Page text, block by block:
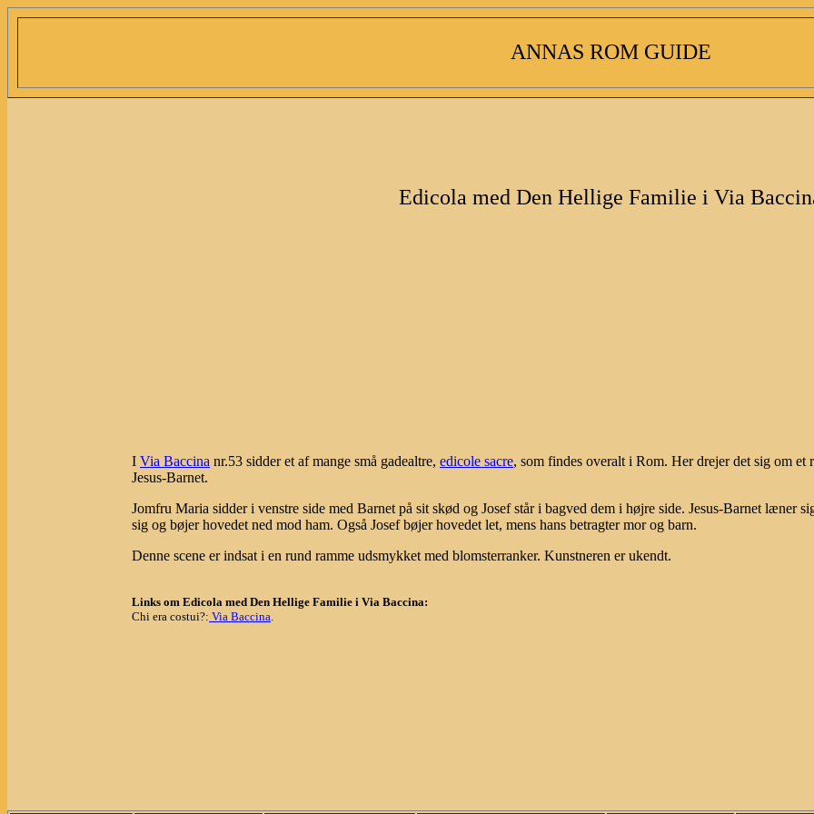
ANNAS ROM GUIDE
Edicola med Den Hellige Familie i Via
I Via Baccina nr.53 sidder et af mange små gadealtre, edicole sacre, som findes overalt i Rom. Her drejer det sig om
Jesus-Barnet.
Jomfru Maria sidder i venstre side med Barnet på sit skød og Josef står i bagved dem i højre side. Jesus-Barnet læner
sig og bøjer hovedet ned mod ham. Også Josef bøjer hovedet let, mens hans betragter mor og barn.
Denne scene er indsat i en rund ramme udsmykket med blomsterranker. Kunstneren er ukendt.
Links om Edicola med Den Hellige Familie i Via Baccina:
Chi era costui?: Via Baccina.